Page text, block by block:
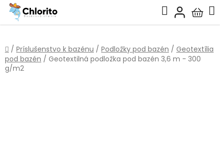
Prejsť
obsah
Hľadať
košík
Domov
/ Príslušenstvo k bazénu / Podložky pod bazén / Geotextília
pod bazén / Geotextilná podložka pod bazén 3,6 m - 300
g/m2